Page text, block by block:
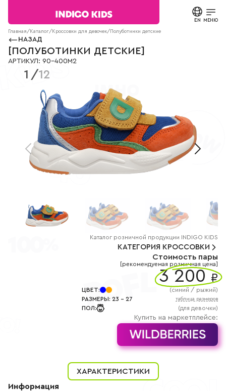
EN МЕНЮ
КАТАЛОГ
О БРЕНДЕ
НОВОСТИ
СТАТЬИ
ПАРТНЕРАМ
КОНТАКТЫ
+7
АВТОРИЗАЦИЯ
РЕГИСТРАЦИЯ
сообщения
Согласие на
обработку
персональных
данных.
Политика
конфиденциальности
поля
обязательны
заполнению
СВЯЗАТЬСЯ С НАМИ
90-400M2
Главная / Каталог/ Кроссовки для девочек/ Полуботинки детские
НАЗАД
ПОЛУБОТИНКИ ДЕТСКИЕ
АРТИКУЛ : 90-400M2
1 /12
Каталог розничной продукции INDIGO KIDS
КАТЕГОРИЯ КРОССОВКИ
Стоимость пары
[рекомендуемая розничная цена]
3 200 ₽
ЦВЕТ: (синий / рыжий)
РАЗМЕРЫ: 23 - 27 таблица размеров
ПОЛ: (для девочки)
Купить на маркетплейсе:
ХАРАКТЕРИСТИКИ
Информация